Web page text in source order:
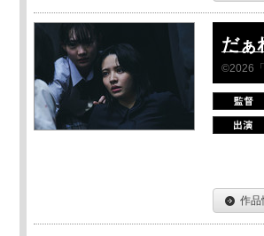
だぁ
©2026
作品